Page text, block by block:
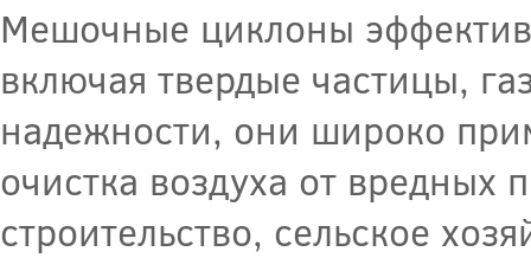
Мешочные циклоны
включая твердые частицы,
надежности, они широко
очистка воздуха от вредных
строительство, сельское